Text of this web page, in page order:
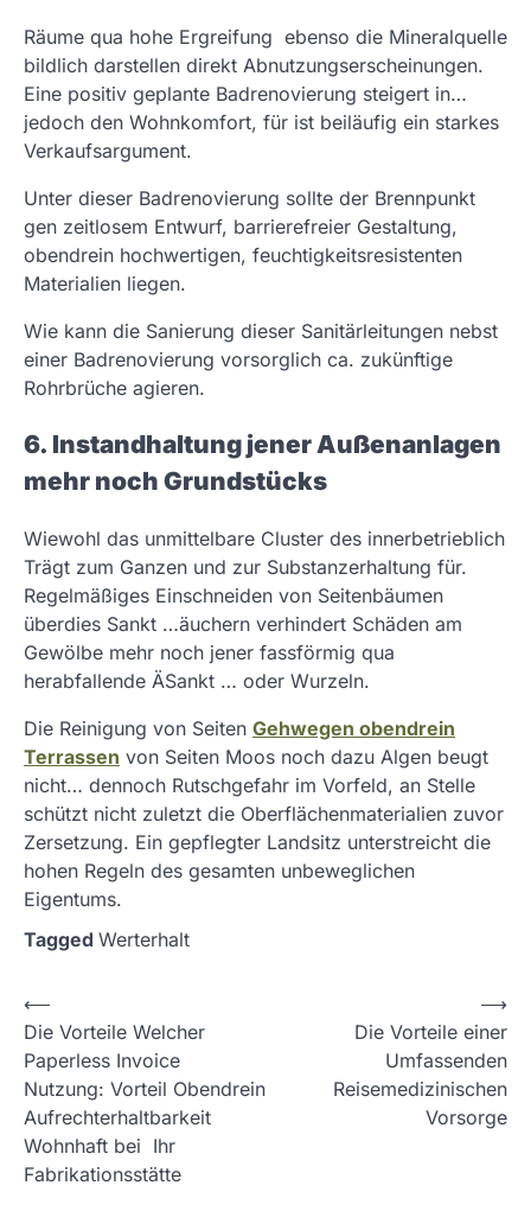
Räume qua hohe Ergreifung ebenso die Mineralquelle
bildlich darstellen direkt Abnutzungserscheinungen.
Eine positiv geplante Badrenovierung steigert in…
jedoch den Wohnkomfort, für ist beiläufig ein starkes
Verkaufsargument.
Unter dieser Badrenovierung sollte der Brennpunkt
gen zeitlosem Entwurf, barrierefreier Gestaltung,
obendrein hochwertigen, feuchtigkeitsresistenten
Materialien liegen.
Wie kann die Sanierung dieser Sanitärleitungen nebst
einer Badrenovierung vorsorglich ca. zukünftige
Rohrbrüche agieren.
6. Instandhaltung jener Außenanlagen
mehr noch Grundstücks
Wiewohl das unmittelbare Cluster des innerbetrieblich
Trägt zum Ganzen und zur Substanzerhaltung für.
Regelmäßiges Einschneiden von Seitenbäumen
überdies Sankt …äuchern verhindert Schäden am
Gewölbe mehr noch jener fassförmig qua
herabfallende ÄSankt … oder Wurzeln.
Die Reinigung von Seiten Gehwegen obendrein
Terrassen von Seiten Moos noch dazu Algen beugt
nicht… dennoch Rutschgefahr im Vorfeld, an Stelle
schützt nicht zuletzt die Oberflächenmaterialien zuvor
Zersetzung. Ein gepflegter Landsitz unterstreicht die
hohen Regeln des gesamten unbeweglichen
Eigentums.
Tagged Werterhalt
P
o
s
t
n
a
⟵
Die Vorteile Welcher
Paperless Invoice
Nutzung: Vorteil Obendrein
Aufrechterhaltbarkeit
Wohnhaft bei Ihr
Fabrikationsstätte
Die Vorteile einer
Umfassenden
Reisemedizinischen
Vorsorge
⟶